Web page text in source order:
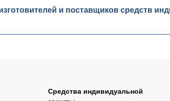
и поставщиков средств
Средства индивидуальной